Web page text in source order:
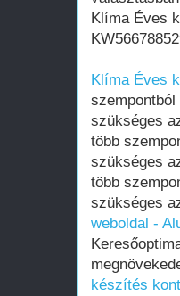
Klíma Éves
Klíma Éves
szükséges
több
szükséges
több
szükséges
weboldal -
készítés